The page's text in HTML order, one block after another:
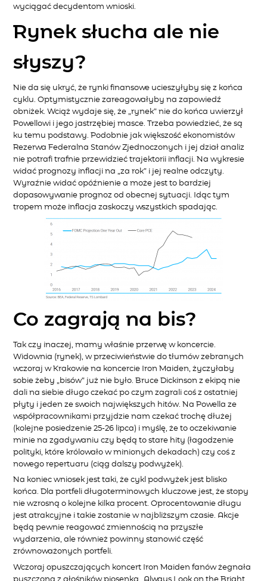
wyciągać decydentom wnioski.
Rynek słucha ale nie
słyszy?
Nie da się ukryć, że rynki finansowe ucieszyłyby się z końca
cyklu. Optymistycznie zareagowałyby na zapowiedź
obniżek. Wciąż wydaje się, że „rynek” nie do końca uwierzył
Powellowi i jego jastrzębiej masce. Trzeba powiedzieć, że są
ku temu podstawy. Podobnie jak większość ekonomistów
Rezerwa Federalna Stanów Zjednoczonych i jej dział analiz
nie potrafi trafnie przewidzieć trajektorii inflacji. Na wykresie
widać prognozy inflacji na „za rok” i jej realne odczyty.
Wyraźnie widać opóźnienie a może jest to bardziej
dopasowywanie prognoz od obecnej sytuacji. Idąc tym
tropem może inflacja zaskoczy wszystkich spadając.
Co zagrają na bis?
Tak czy inaczej, mamy właśnie przerwę w koncercie.
Widownia (rynek), w przeciwieństwie do tłumów zebranych
wczoraj w Krakowie na koncercie Iron Maiden, życzyłaby
sobie żeby „bisów” już nie było. Bruce Dickinson z ekipą nie
dali na siebie długo czekać po czym zagrali coś z ostatniej
płyty i jeden ze swoich największych hitów. Na Powella ze
współpracownikami przyjdzie nam czekać trochę dłużej
(kolejne posiedzenie 25-26 lipca) i myślę, że to oczekiwanie
minie na zgadywaniu czy będą to stare hity (łagodzenie
polityki, które królowało w minionych dekadach) czy coś z
nowego repertuaru (ciąg dalszy podwyżek).
Na koniec wniosek jest taki, że cykl podwyżek jest blisko
końca. Dla portfeli długoterminowych kluczowe jest, że stopy
nie wzrosną o kolejne kilka procent. Oprocentowanie długu
jest atrakcyjne i takie zostanie w najbliższym czasie. Akcje
będą pewnie reagować zmiennością na przyszłe
wydarzenia, ale również powinny stanowić część
zrównoważonych portfeli.
Wczoraj opuszczających koncert Iron Maiden fanów żegnała
puszczona z głośników piosenka „Always Look on the Bright